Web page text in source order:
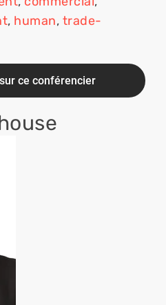
, human, trade-
ce conférencier